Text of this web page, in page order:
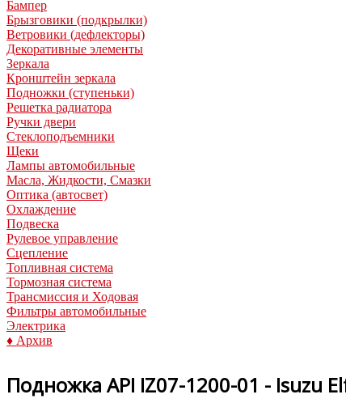
Бампер
Брызговики (подкрылки)
Ветровики (дефлекторы)
Декоративные элементы
Зеркала
Кронштейн зеркала
Подножки (ступеньки)
Решетка радиатора
Ручки двери
Стеклоподъемники
Щеки
Лампы автомобильные
Масла, Жидкости, Смазки
Оптика (автосвет)
Охлаждение
Подвеска
Рулевое управление
Сцепление
Топливная система
Тормозная система
Трансмиссия и Ходовая
Фильтры автомобильные
Электрика
♦ Архив
Подножка API IZ07-1200-01 - Isuzu